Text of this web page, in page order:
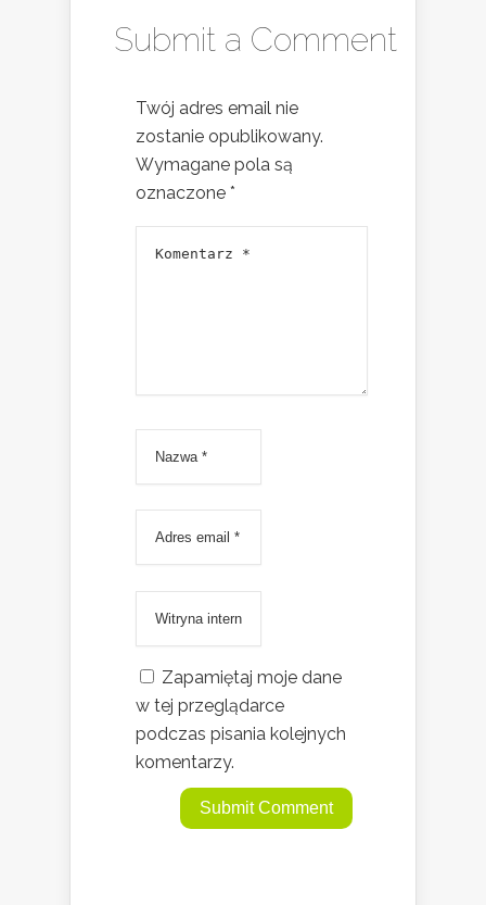
Submit a Comment
Twój adres email nie
zostanie opublikowany.
Wymagane pola są
oznaczone *
Zapamiętaj moje dane
w tej przeglądarce
podczas pisania kolejnych
komentarzy.